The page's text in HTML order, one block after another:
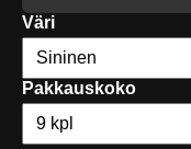
Väri
Pakkauskoko